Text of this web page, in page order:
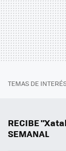
TEMAS DE
RECIBE
SEMANAL